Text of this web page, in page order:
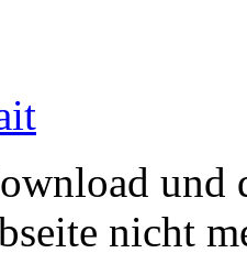
und
nicht